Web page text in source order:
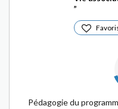
Pédagogie du